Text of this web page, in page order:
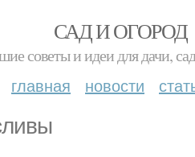
САД И ОГОРОД
советы и идеи для дачи,
главная новости